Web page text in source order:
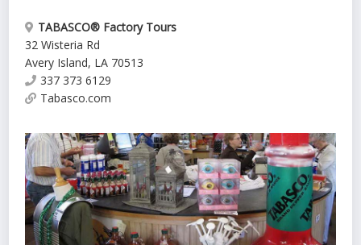
TABASCO® Factory Tours
32 Wisteria Rd
Avery Island, LA 70513
337 373 6129
Tabasco.com